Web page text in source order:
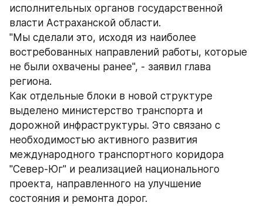
исполнительных органов государственной
власти Астраханской области.
"Мы сделали это, исходя из наиболее
востребованных направлений работы, которые
не были охвачены ранее", - заявил глава
региона.
Как отдельные блоки в новой структуре
выделено министерство транспорта и
дорожной инфраструктуры. Это связано с
необходимостью активного развития
международного транспортного коридора
"Север-Юг" и реализацией национального
проекта, направленного на улучшение
состояния и ремонта дорог.